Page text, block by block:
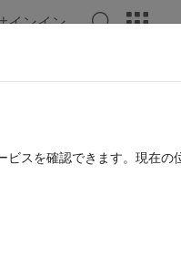
インイン
スを確認できます。現在の